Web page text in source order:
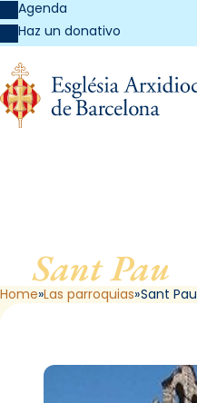
Agenda
Haz un donativo
Sant Pau
Home Las parroquias Sant Pau